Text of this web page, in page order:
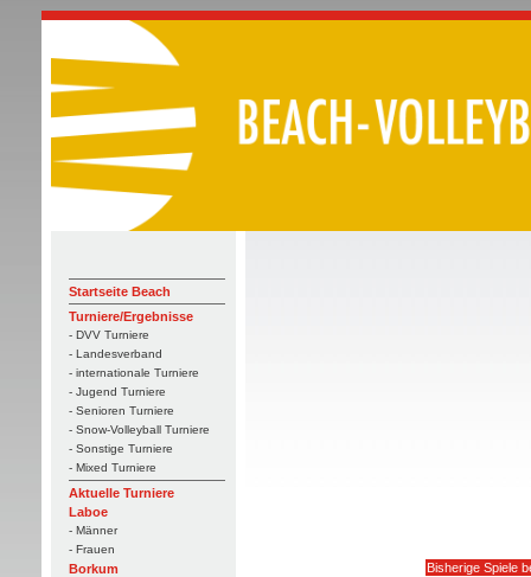
Startseite Beach
Turniere/Ergebnisse
- DVV Turniere
- Landesverband
- internationale Turniere
- Jugend Turniere
- Senioren Turniere
- Snow-Volleyball Turniere
- Sonstige Turniere
- Mixed Turniere
Aktuelle Turniere
Laboe
- Männer
- Frauen
Borkum
Bisherige Spiele